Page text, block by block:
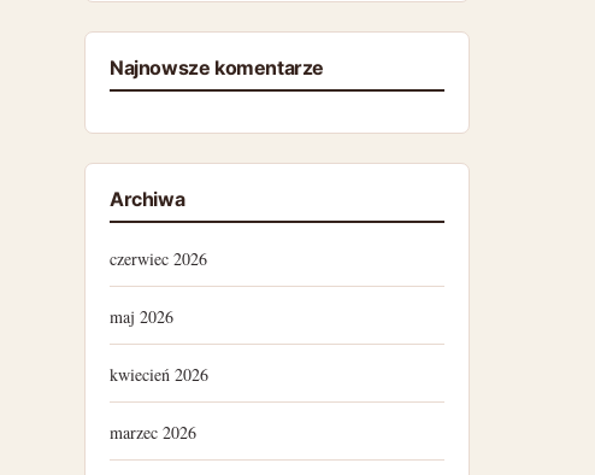
Najnowsze komentarze
Archiwa
czerwiec 2026
maj 2026
kwiecień 2026
marzec 2026